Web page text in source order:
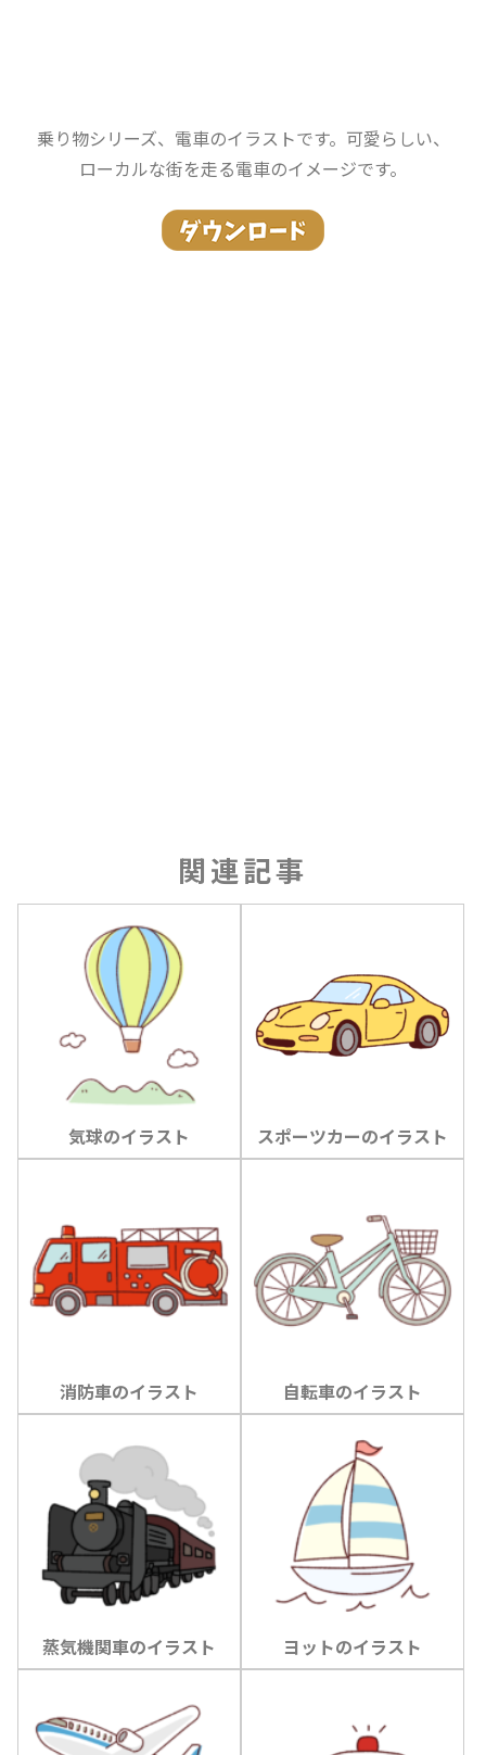
乗り物シリーズ、電車のイラストです。可愛らしい、
ローカルな街を走る電車のイメージです。
関連記事
気球のイラスト スポーツカーのイラスト
消防車のイラスト 自転車のイラスト
蒸気機関車のイラスト ヨットのイラスト